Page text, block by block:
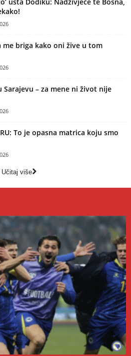
usta Dodiku: Nadživjeće te Bosna,
briga kako oni žive u tom
Sarajevu – za mene ni život nije
To je opasna matrica koju smo
Učitaj više